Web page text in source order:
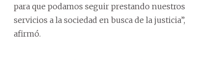
para que podamos seguir prestando nuestros
servicios a la sociedad en busca de la justicia”,
afirmó.